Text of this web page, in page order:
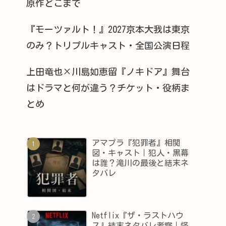
原作どこまで
『モーツァルト！』2027京本大我は東京
のみ？トリプルキャスト・全国公演日程
上田竜也×川島如恵留『ノキドア』舞台
はドラマと何が違う？チケット・役柄ま
とめ
アマプラ『犯罪者』相関
図・キャスト｜犯人・黒幕
は誰？滝川の最後と結末ネ
タバレ
Netflix『ザ・ラストハウ